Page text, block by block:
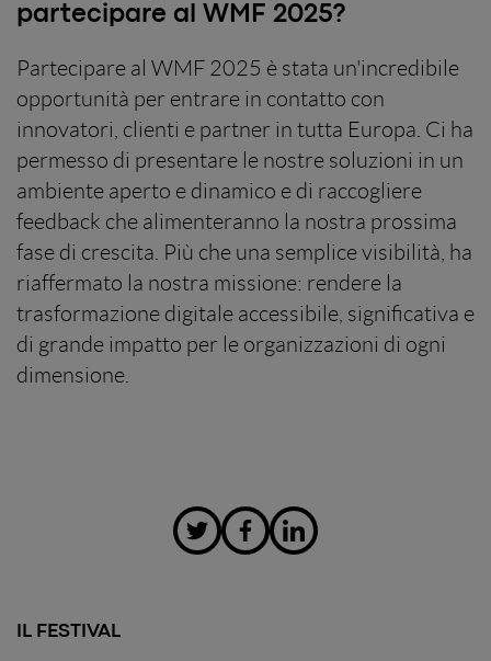
partecipare al WMF 2025?
Partecipare al WMF 2025 è stata un'incredibile
opportunità per entrare in contatto con
innovatori, clienti e partner in tutta Europa. Ci ha
permesso di presentare le nostre soluzioni in un
ambiente aperto e dinamico e di raccogliere
feedback che alimenteranno la nostra prossima
fase di crescita. Più che una semplice visibilità, ha
riaffermato la nostra missione: rendere la
trasformazione digitale accessibile, significativa e
di grande impatto per le organizzazioni di ogni
dimensione.
IL FESTIVAL